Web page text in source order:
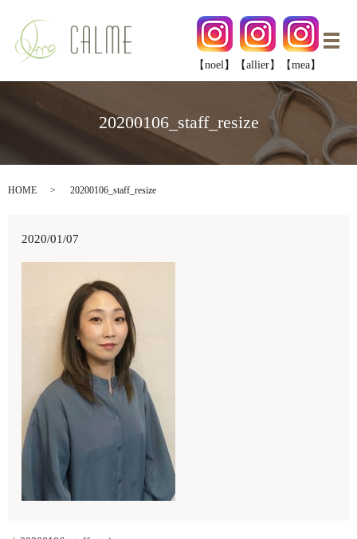
メ
【noel】
【allier】 【mea】
20200106_staff_resize
HOME 20200106_staff_resize
2020/01/07